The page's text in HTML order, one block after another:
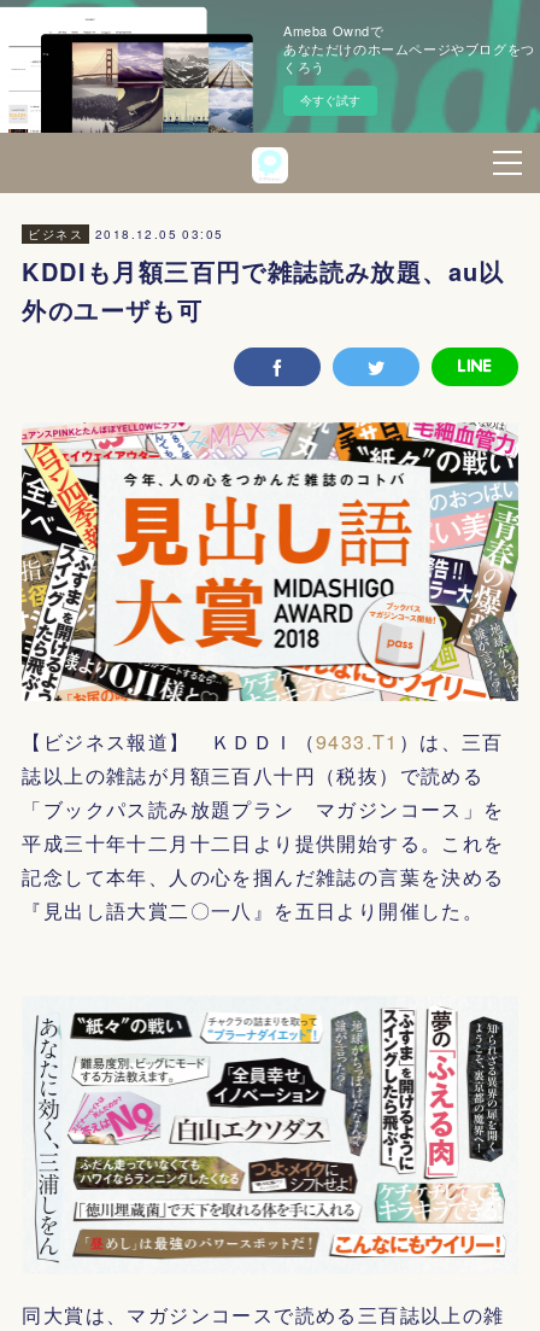
Ameba Owndで
あなただけのホームページやブログをつ
くろう
今すぐ試す
ビジネス 2018.12.05 03:05
KDDIも月額三百円で雑誌読み放題、au以
外のユーザも可
【ビジネス報道】 ＫＤＤＩ（9433.T1 ）は、三百
誌以上の雑誌が月額三百八十円（税抜）で読める
「ブックパス読み放題プラン マガジンコース」を
平成三十年十二月十二日より提供開始する。これを
記念して本年、人の心を掴んだ雑誌の言葉を決める
『見出し語大賞二〇一八』を五日より開催した。
同大賞は、マガジンコースで読める三百誌以上の雑